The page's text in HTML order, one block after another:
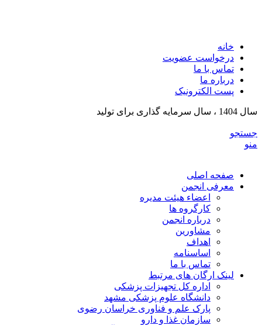
خانه
درخواست عضویت
تماس با ما
درباره ما
پست الکترونیک
سال 1404 ، سال سرمایه گذاری برای تولید
جستجو
منو
صفحه اصلی
معرفی انجمن
اعضاء هیئت مدیره
کارگروه ها
درباره انجمن
مشاورین
اهداف
اساسنامه
تماس با ما
لینک ارگان های مرتبط
اداره کل تجهیزات پزشکی
دانشگاه علوم پزشکی مشهد
پارک علم و فناوری خراسان رضوی
سازمان غذا و دارو